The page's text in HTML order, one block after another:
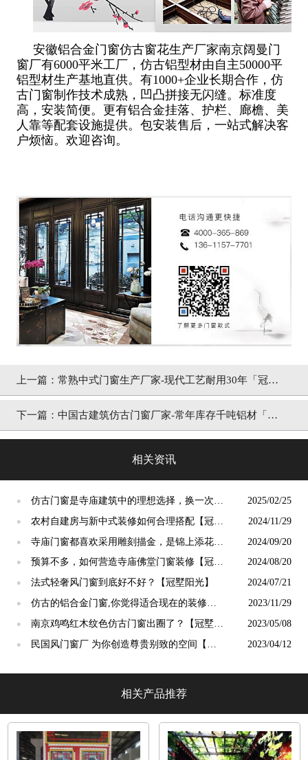
安徽铝合金门窗仿古窗花生产厂家南京阔曼门
窗厂有6000平米工厂，仿古铝型材由自主50000平
铝型材生产基地直供。有1000+企业长期合作，仿
古门窗制作技术成熟，凹凸拼接无闪缝。标准度
高，安装简便。更有铝合金挂落、护栏、廊檐、美
人靠等配套设施提供。包安装售后，一站式解决客
户烦恼。欢迎咨询。
上一篇： 常熟中式门窗生产厂家-现代工艺耐用30年「冠墅
阳光」
下一篇： 中国古建筑仿古门窗厂家-常年库存千吨铝材「冠
相关资讯
●
仿古门窗是寺庙建筑中的理想选择，换一次用
终生【冠墅阳光】
2025/02/25
●
农村自建房与新中式装修如何合理搭配【冠墅
阳光】
2024/11/29
●
寺庙门窗都喜欢采用雕刻描金，是锦上添花
吗？【冠墅阳光】
2024/09/20
●
预算不多，如何营造寺庙佛堂门窗装修【冠墅
阳光】
2024/08/20
● 法式轻奢风门窗到底好不好？【冠墅阳光】 2024/07/21
●
仿古的铝合金门窗,你觉得适合现在的装修吗?
【冠墅阳光】
2023/11/29
●
南京鸡鸣红木纹色仿古门窗出圈了？【冠墅阳
光】
2023/05/08
●
民国风门窗厂 为你创造尊贵别致的空间【冠
2023/04/12
相关产品推荐